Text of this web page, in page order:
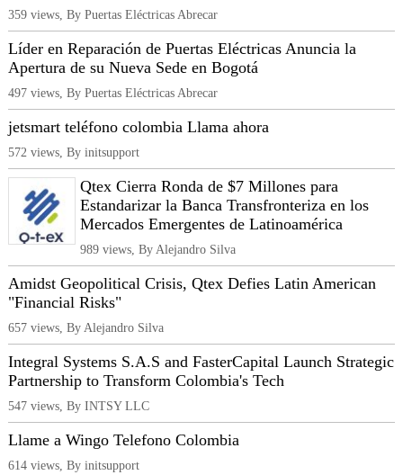
359 views, By Puertas Eléctricas Abrecar
Líder en Reparación de Puertas Eléctricas Anuncia la
Apertura de su Nueva Sede en Bogotá
497 views, By Puertas Eléctricas Abrecar
jetsmart teléfono colombia Llama ahora
572 views, By initsupport
Qtex Cierra Ronda de $7 Millones para
Estandarizar la Banca Transfronteriza en los
Mercados Emergentes de Latinoamérica
989 views, By Alejandro Silva
Amidst Geopolitical Crisis, Qtex Defies Latin American
"Financial Risks"
657 views, By Alejandro Silva
Integral Systems S.A.S and FasterCapital Launch Strategic
Partnership to Transform Colombia's Tech
547 views, By INTSY LLC
Llame a Wingo Telefono Colombia
614 views, By initsupport